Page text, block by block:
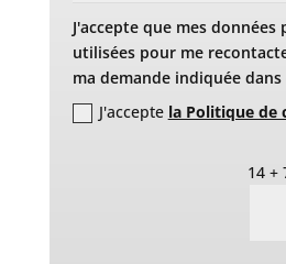
J'accepte que mes
utilisées pour me
ma demande indiquée
J'accepte la Politique de
14 +